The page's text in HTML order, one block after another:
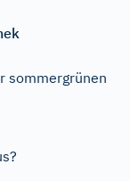
sommergrünen